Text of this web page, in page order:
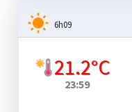
6h09
21.2°C
23:59